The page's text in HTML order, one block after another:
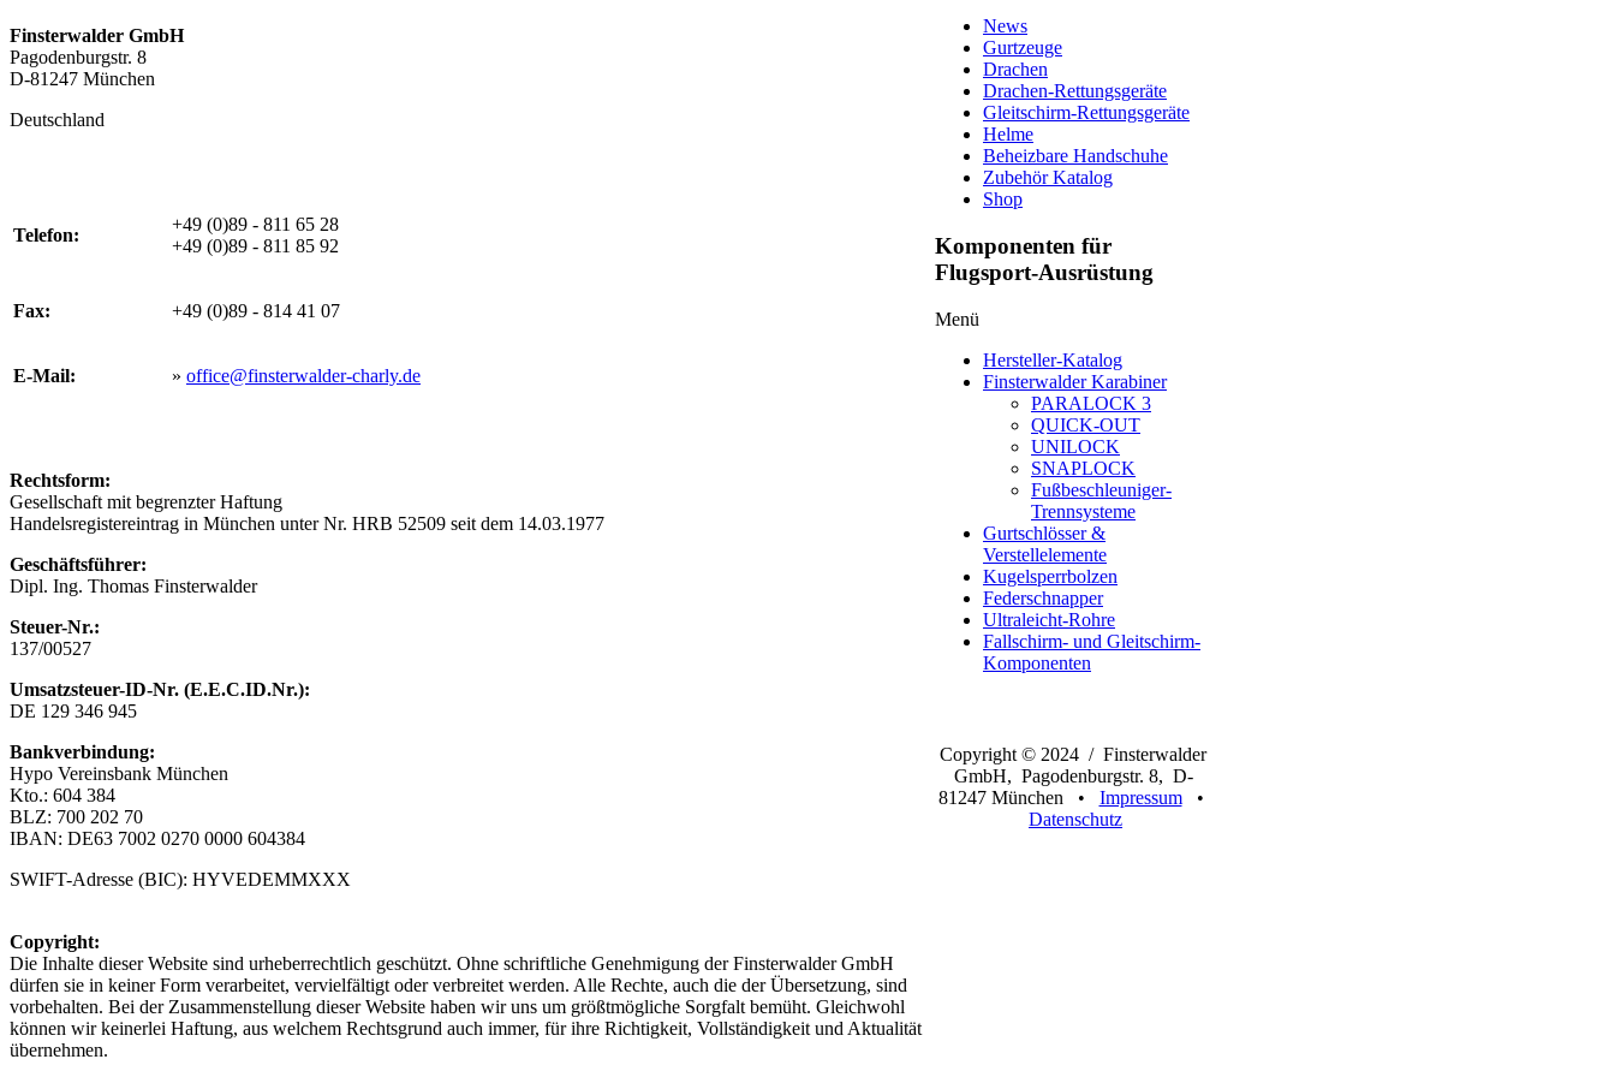
Finsterwalder GmbH
Pagodenburgstr. 8
D-81247 München
Deutschland
Telefon:
+49 (0)89 - 811 65 28
+49 (0)89 - 811 85 92
Fax: +49 (0)89 - 814 41 07
E-Mail: » office@finsterwalder-charly.de
Rechtsform:
Gesellschaft mit begrenzter Haftung
Handelsregistereintrag in München unter Nr. HRB 52509 seit dem 14.03.1977
Geschäftsführer:
Dipl. Ing. Thomas Finsterwalder
Steuer-Nr.:
137/00527
Umsatzsteuer-ID-Nr. (E.E.C.ID.Nr.):
DE 129 346 945
Bankverbindung:
Hypo Vereinsbank München
Kto.: 604 384
BLZ: 700 202 70
IBAN: DE63 7002 0270 0000 604384
SWIFT-Adresse (BIC): HYVEDEMMXXX
Copyright:
Die Inhalte dieser Website sind urheberrechtlich geschützt. Ohne schriftliche Genehmigung der Finsterwalder GmbH
dürfen sie in keiner Form verarbeitet, vervielfältigt oder verbreitet werden. Alle Rechte, auch die der Übersetzung, sind
vorbehalten. Bei der Zusammenstellung dieser Website haben wir uns um größtmögliche Sorgfalt bemüht. Gleichwohl
können wir keinerlei Haftung, aus welchem Rechtsgrund auch immer, für ihre Richtigkeit, Vollständigkeit und Aktualität
übernehmen.
News
Gurtzeuge
Drachen
Drachen-Rettungsgeräte
Gleitschirm-Rettungsgeräte
Helme
Beheizbare Handschuhe
Zubehör Katalog
Shop
Komponenten für
Flugsport-Ausrüstung
Menü
Hersteller-Katalog
Finsterwalder Karabiner
PARALOCK 3
QUICK-OUT
UNILOCK
SNAPLOCK
Fußbeschleuniger-
Trennsysteme
Gurtschlösser &
Verstellelemente
Kugelsperrbolzen
Federschnapper
Ultraleicht-Rohre
Fallschirm- und Gleitschirm-
Komponenten
Copyright © 2024 / Finsterwalder
GmbH, Pagodenburgstr. 8, D-
81247 München • Impressum•
Datenschutz